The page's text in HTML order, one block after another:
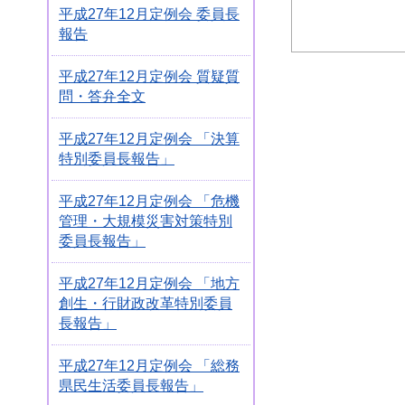
平成27年12月定例会 委員長
報告
平成27年12月定例会 質疑質
問・答弁全文
平成27年12月定例会 「決算
特別委員長報告」
平成27年12月定例会 「危機
管理・大規模災害対策特別
委員長報告」
平成27年12月定例会 「地方
創生・行財政改革特別委員
長報告」
平成27年12月定例会 「総務
県民生活委員長報告」